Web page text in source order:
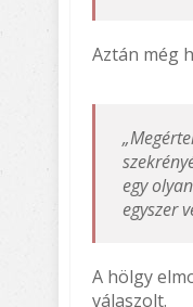
Aztán még
egy
egyszer
A hölgy
válaszolt.